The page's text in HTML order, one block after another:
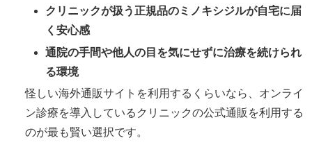
クリニックが扱う正規品のミノキシジルが自宅に届
く安心感
通院の手間や他人の目を気にせずに治療を続けられ
る環境
怪しい海外通販サイトを利用するくらいなら、オンライ
ン診療を導入しているクリニックの公式通販を利用する
のが最も賢い選択です。